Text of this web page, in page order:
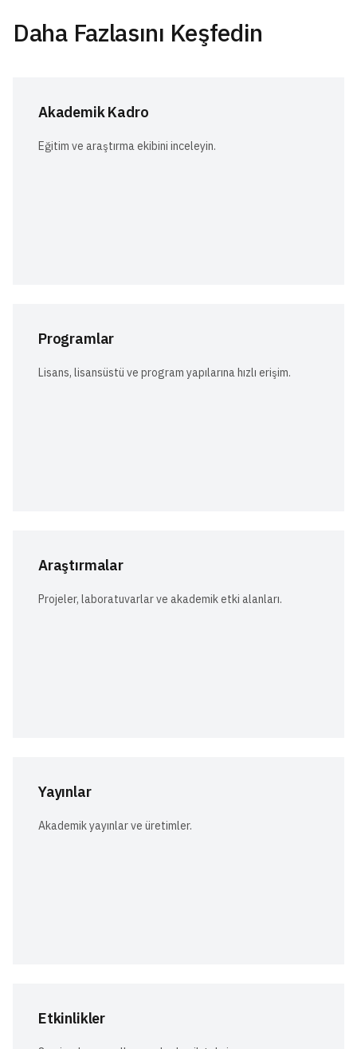
Daha Fazlasını Keşfedin
Akademik Kadro
Eğitim ve araştırma ekibini inceleyin.
Programlar
Lisans, lisansüstü ve program yapılarına hızlı erişim.
Araştırmalar
Projeler, laboratuvarlar ve akademik etki alanları.
Yayınlar
Akademik yayınlar ve üretimler.
Etkinlikler